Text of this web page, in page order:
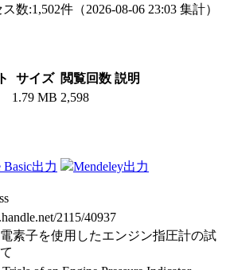
数:1,502件 （2026-08-06 23:03 集計）
サイズ 閲覧回数 説明
1.79 MB 2,598
Basic出力 Mendeley出力
2115/40937
素子を使用したエンジン指圧計の試